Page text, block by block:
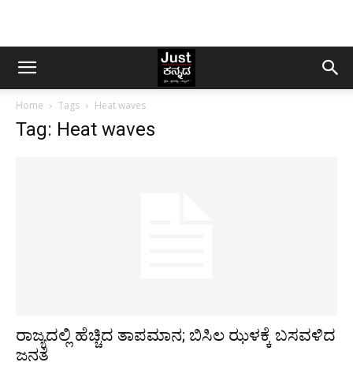
Home Tags Heat waves
Tag: Heat waves
ರಾಜ್ಯದಲ್ಲಿ ಹೆಚ್ಚಿದ ತಾಪಮಾನ; ಬಿಸಿಲ ಝಳಕ್ಕೆ ಬಸವಳಿದ
ಜನತೆ